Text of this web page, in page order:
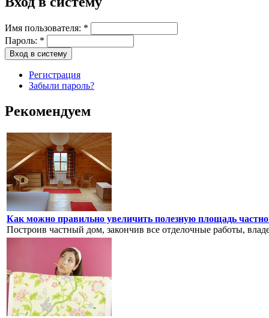
Имя пользователя: *
Пароль: *
Регистрация
Забыли пароль?
Рекомендуем
Как можно правильно увеличить полезную площадь
Построив частный дом, закончив все отделочные работы,